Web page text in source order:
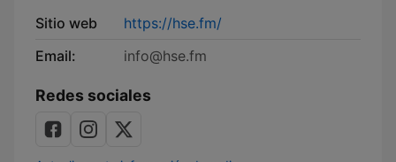
Sitio web
https://hse.fm/
Email:
info@hse.fm
Redes sociales